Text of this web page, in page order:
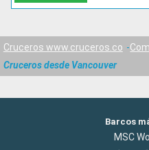
Cruceros www.cruceros.co
Cruceros desde Vancouver
Barcos
MSC